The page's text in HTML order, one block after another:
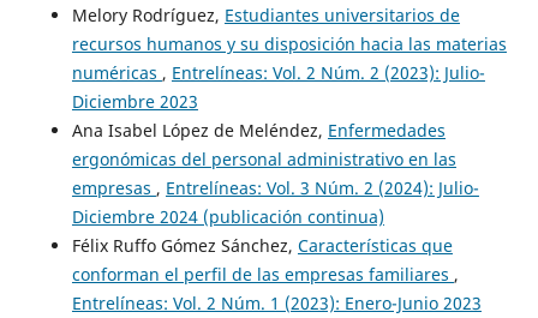
Melory Rodríguez, Estudiantes universitarios de
recursos humanos y su disposición hacia las materias
numéricas , Entrelíneas: Vol. 2 Núm. 2 (2023): Julio-
Diciembre 2023
Ana Isabel López de Meléndez, Enfermedades
ergonómicas del personal administrativo en las
empresas , Entrelíneas: Vol. 3 Núm. 2 (2024): Julio-
Diciembre 2024 (publicación continua)
Félix Ruffo Gómez Sánchez, Características que
conforman el perfil de las empresas familiares ,
Entrelíneas: Vol. 2 Núm. 1 (2023): Enero-Junio 2023